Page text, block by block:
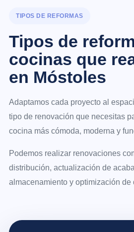
TIPOS DE REFORMAS
Tipos de
cocinas que
en Móstoles
Adaptamos cada proyecto al
tipo de renovación que necesitas
cocina más cómoda, moderna y
Podemos realizar renovaciones
distribución, actualización de
almacenamiento y optimización de